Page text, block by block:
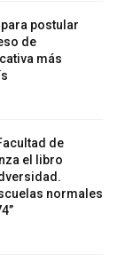
postular
de
más
de
el libro
normales